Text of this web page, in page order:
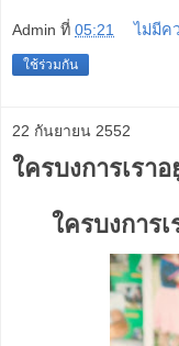
Admin ที่ 05:21 ไม่มีค
ใช้ร่วมกัน
22 กันยายน 2552
ใครบงการเรา
ใครบงการ